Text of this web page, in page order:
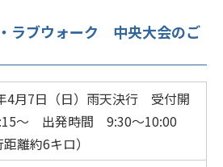
ラブウォーク 中央大会のご
4月7日（日）雨天決行 受付開
～ 出発時間 9:30～10:00
距離約6キロ）